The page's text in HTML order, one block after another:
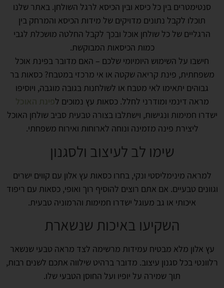
סנטימטרים בין כל כיסא ובין הכיסא לרגל השולחן. באתר שלנו
תוכלו לקבל נתונים מדויקים של מידות הכיסא והמרחק בין
הרגליים של כל שולחן אוכל ובכך לקבל החלטה מושכלת לגבי
כמות הכיסאות המבוקשת.
חישבו על השימוש היומיומי שלכם – האם מדובר בפינת אוכל
משפחתית, פינת קריאה שקטה או אי מרכזי במטבח? כסאות בר
גבוהים יתאימו לאי מטבח או לשולחנות בגובה מוגבה, ויוסיפו
מראה דינמי ומודרני לחלל. כסאות עץ נמוכים לפינת האוכל
ישדרו חמימות ונגישות, וישתלבו בצורה טבעית סביב שולחן האוכל
ליצירת פינה מזמינה ונוחה לארוחות ואירוח משפחתי.
שימו לב לעיצוב ולסגנון
למראה מינימליסטי ונקי, בחרו כסאות עץ אלון עם קווים ישרים
וגוונים טבעיים. אם אתם רוצים להוסיף רוך ואופי, כסאות עם ריפוד
איכותי או גב מעוגל ישדרו חמימות והרמוניה טבעית.
השקיעו באיכות שנשארת
עץ אלון מלא מבטיח עמידות מרשימה לצד מראה טבעי שנשאר
רלוונטי בכל סגנון עיצוב. מדובר ברהיט שילווה אתכם לשנים רבות,
תוך שמירה על יופיו ועל החוסן הטבעי שלו.